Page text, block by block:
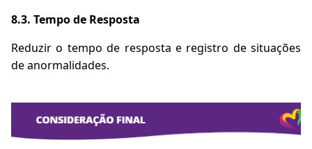
8.3. Tempo de Resposta
Reduzir o tempo de resposta e registro de situações
de anormalidades.